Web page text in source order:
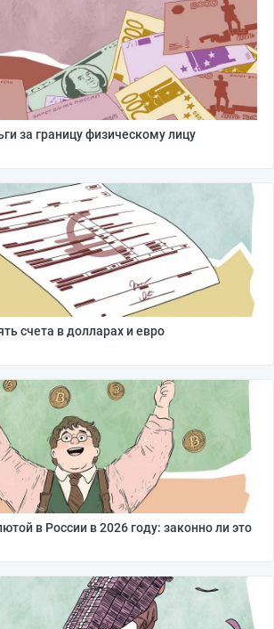
за границу физическому лицу
счета в долларах и евро
в России в 2026 году: законно ли это